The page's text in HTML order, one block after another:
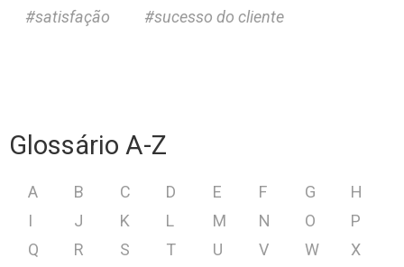
satisfação
sucesso do cliente
Glossário A-Z
A B C D E F G
H
I
J K L M N O
P
Q
R S T U V W
X